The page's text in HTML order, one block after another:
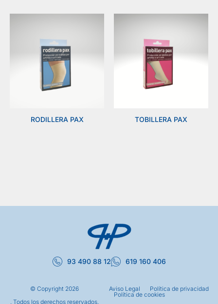
RODILLERA PAX TOBILLERA PAX
93 490 88 12 619 160 406
© Copyright 2026
. Todos los derechos reservados.
Aviso Legal
Política de privacidad
Política de cookies